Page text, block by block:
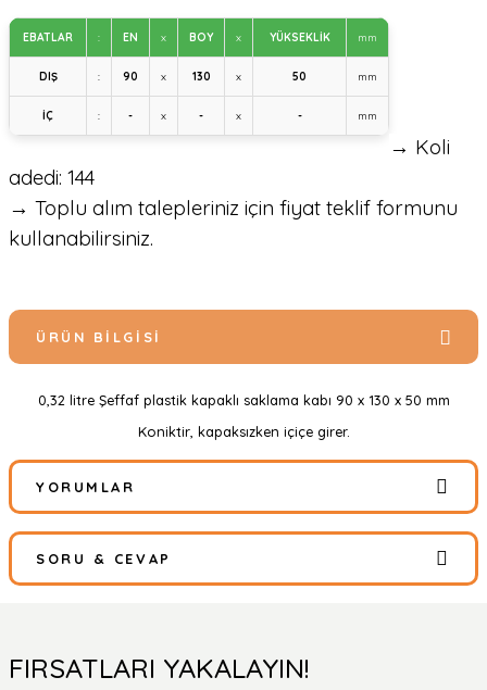
EBATLAR : EN x BOY x YÜKSEKLİK mm
DIŞ : 90 x 130 x 50 mm
İÇ : - x - x - mm
→ Koli
adedi: 144
→ Toplu alım talepleriniz için fiyat teklif formunu
kullanabilirsiniz.
ÜRÜN BILGISI
0,32 litre Şeffaf plastik kapaklı saklama kabı 90 x 130 x 50 mm
Koniktir, kapaksızken içiçe girer.
YORUMLAR
Bu ürüne ilk yorumu siz yapın!
SORU & CEVAP
Ürün hakkında henüz soru sorulmamış.
FIRSATLARI YAKALAYIN!